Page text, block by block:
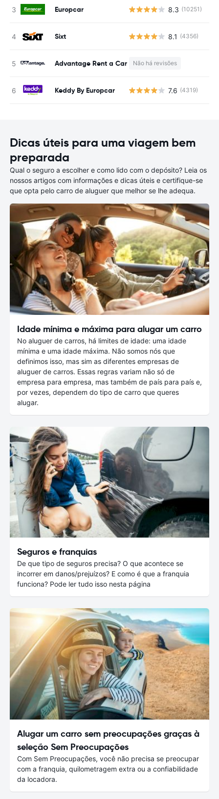
Europcar 8.3 (10251)
Sixt 8.1 (4356)
Advantage Rent a Car Não há revisões
Keddy By Europcar 7.6 (4319)
Dicas úteis para uma viagem bem
preparada
Qual o seguro a escolher e como lido com o depósito? Leia os
nossos artigos com informações e dicas úteis e certifique-se
que opta pelo carro de aluguer que melhor se lhe adequa.
Idade mínima e máxima para alugar um carro
No aluguer de carros, há limites de idade: uma idade
mínima e uma idade máxima. Não somos nós que
definimos isso, mas sim as diferentes empresas de
aluguer de carros. Essas regras variam não só de
empresa para empresa, mas também de país para país e,
por vezes, dependem do tipo de carro que queres
alugar.
Seguros e franquias
De que tipo de seguros precisa? O que acontece se
incorrer em danos/prejuízos? E como é que a franquia
funciona? Pode ler tudo isso nesta página
Alugar um carro sem preocupações graças à
seleção Sem Preocupações
Com Sem Preocupações, você não precisa se preocupar
com a franquia, quilometragem extra ou a confiabilidade
da locadora.